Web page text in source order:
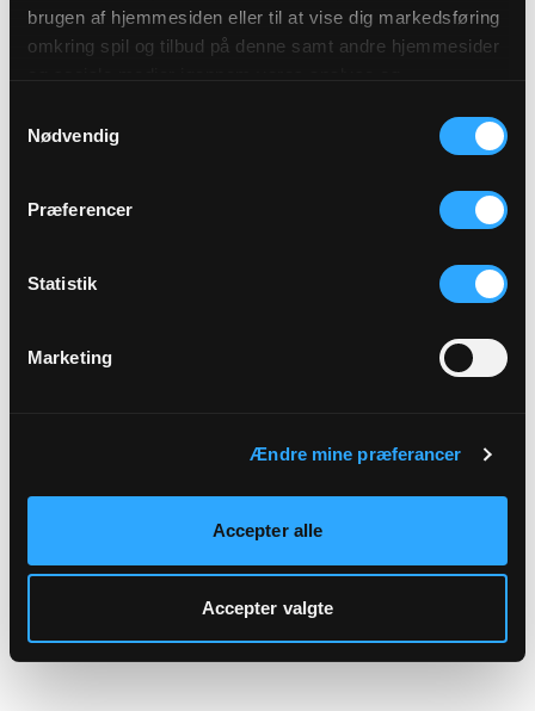
brugen af hjemmesiden eller til at vise dig markedsføring
omkring spil og tilbud på denne samt andre hjemmesider
af cookies under "Detaljer" eller ved at klikke videre til
vores Cookiepolitik, som du finder i bunden af vores
Nødvendig
Præferencer
Statistik
Marketing
Ændre mine præferancer
Accepter alle
Accepter valgte